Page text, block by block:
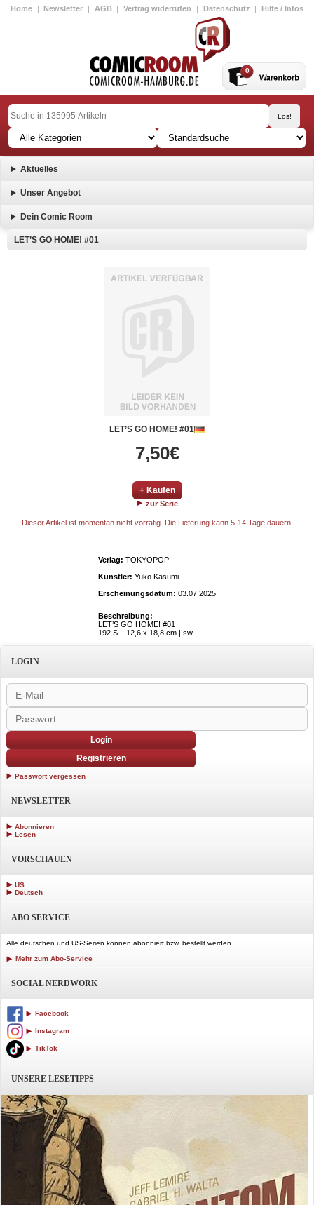
Home | Newsletter | AGB | Vertrag widerrufen | Datenschutz | Hilfe / Infos
0
Aktuelles
Unser Angebot
Dein Comic Room
LET’S GO HOME! #01
LET’S GO HOME! #01
7,50€
+ Kaufen
zur Serie
Dieser Artikel ist momentan nicht vorrätig. Die Lieferung kann 5-14 Tage dauern.
Verlag: TOKYOPOP
Künstler: Yuko Kasumi
Erscheinungsdatum: 03.07.2025
Beschreibung:
LET’S GO HOME! #01
192 S. | 12,6 x 18,8 cm | sw
LOGIN
Login
Registrieren
Passwort vergessen
NEWSLETTER
Abonnieren
Lesen
VORSCHAUEN
US
Deutsch
ABO SERVICE
Alle deutschen und US-Serien können abonniert bzw. bestellt werden.
Mehr zum Abo-Service
SOCIAL NERDWORK
Facebook
Instagram
TikTok
UNSERE LESETIPPS